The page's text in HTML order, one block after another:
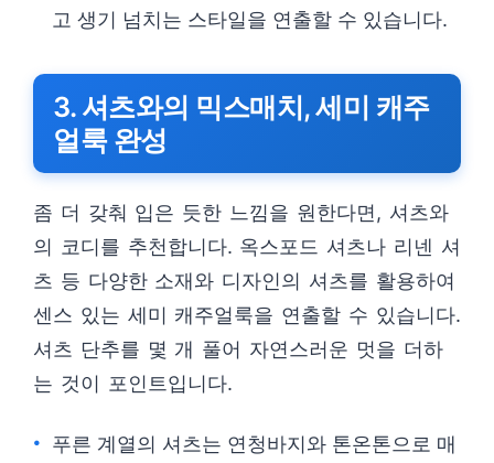
고 생기 넘치는 스타일을 연출할 수 있습니다.
3. 셔츠와의 믹스매치, 세미 캐주
얼룩 완성
좀 더 갖춰 입은 듯한 느낌을 원한다면, 셔츠와
의 코디를 추천합니다. 옥스포드 셔츠나 리넨 셔
츠 등 다양한 소재와 디자인의 셔츠를 활용하여
센스 있는 세미 캐주얼룩을 연출할 수 있습니다.
셔츠 단추를 몇 개 풀어 자연스러운 멋을 더하
는 것이 포인트입니다.
푸른 계열의 셔츠는 연청바지와 톤온톤으로 매